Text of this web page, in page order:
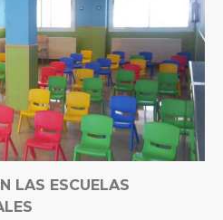
LAS ESCUELAS